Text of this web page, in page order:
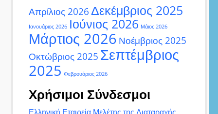
Απρίλιος 2026 Δεκέμβριος 2025
Ιανουάριος 2026 Ιούνιος 2026 Μάιος 2026
Μάρτιος 2026 Νοέμβριος 2025
Οκτώβριος 2025 Σεπτέμβριος
2025 Φεβρουάριος 2026
Χρήσιμοι Σύνδεσμοι